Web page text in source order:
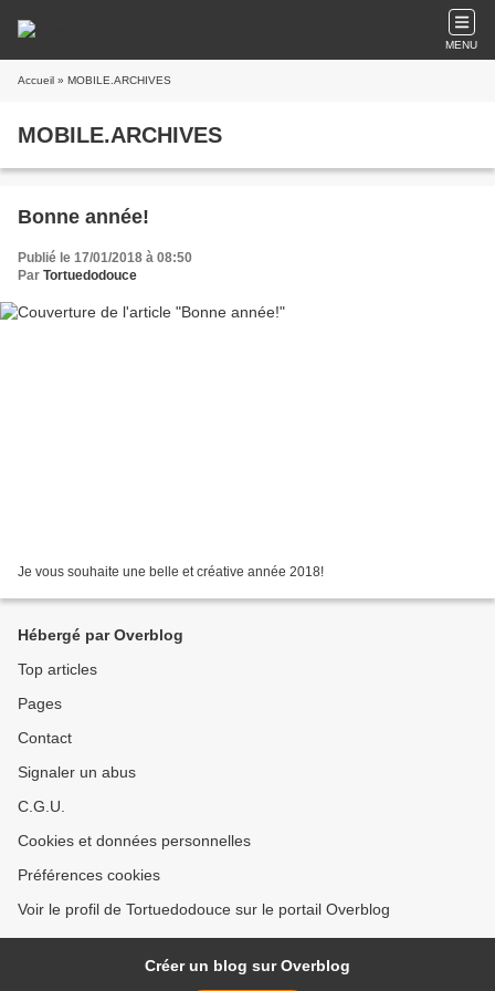
MENU
Accueil » MOBILE.ARCHIVES
MOBILE.ARCHIVES
Bonne année!
Publié le 17/01/2018 à 08:50
Par Tortuedodouce
Je vous souhaite une belle et créative année 2018!
Hébergé par Overblog
Top articles
Pages
Contact
Signaler un abus
C.G.U.
Cookies et données personnelles
Préférences cookies
Voir le profil de Tortuedodouce sur le portail Overblog
Créer un blog sur Overblog